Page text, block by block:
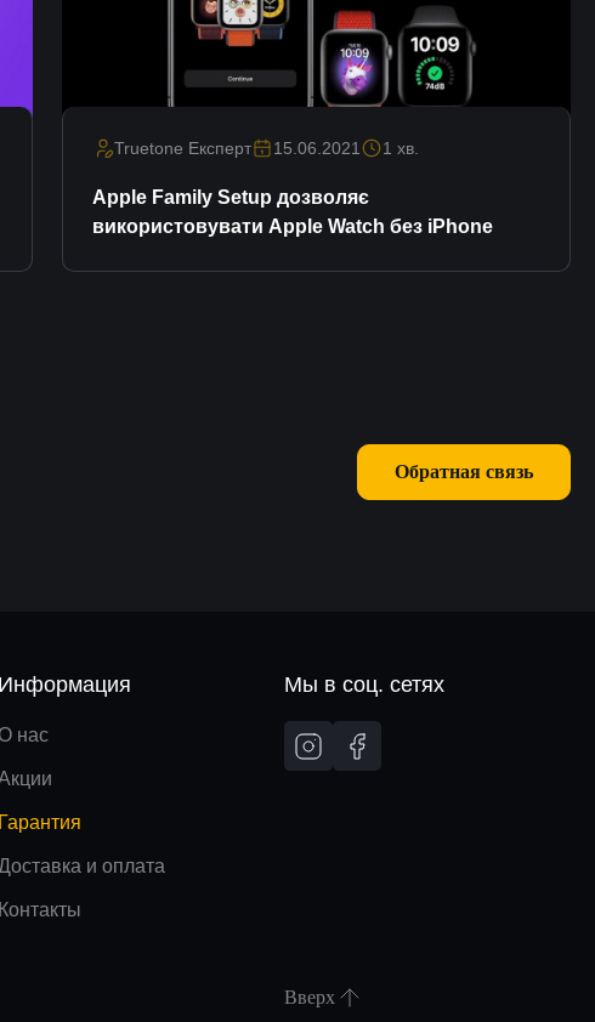
Truetone Експерт 15.06.2021 1 хв.
Apple Family Setup дозволяє
використовувати Apple Watch без iPhone
Обратная связь
Информация
нас
Гарантия
и оплата
Контакты
Мы в соц. сетях
Вверх